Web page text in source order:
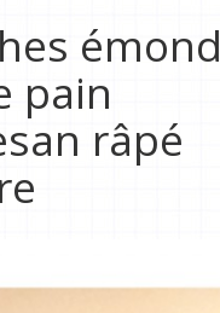
pain
râpé